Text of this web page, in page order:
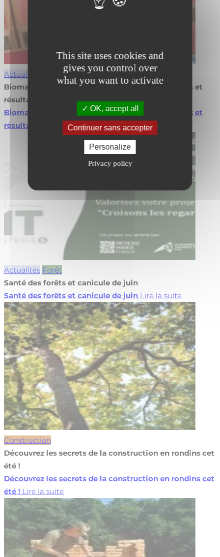
This site uses cookies and
gives you control over
what you want to activate
OK, accept all
Continuer sans accepter
Personalize
Privacy policy
Actualités
Biomasse en agroforesterie : valorisez vos projets et
résultats
Biomasse en agroforesterie : valorisez vos projets et
résultats
Lire la suite
Actualités Forêt
Santé des forêts et canicule de juin
Santé des forêts et canicule de juin Lire la suite
Construction
Découvrez les secrets de la construction en rondins cet
été !
Découvrez les secrets de la construction en rondins cet
été ! Lire la suite